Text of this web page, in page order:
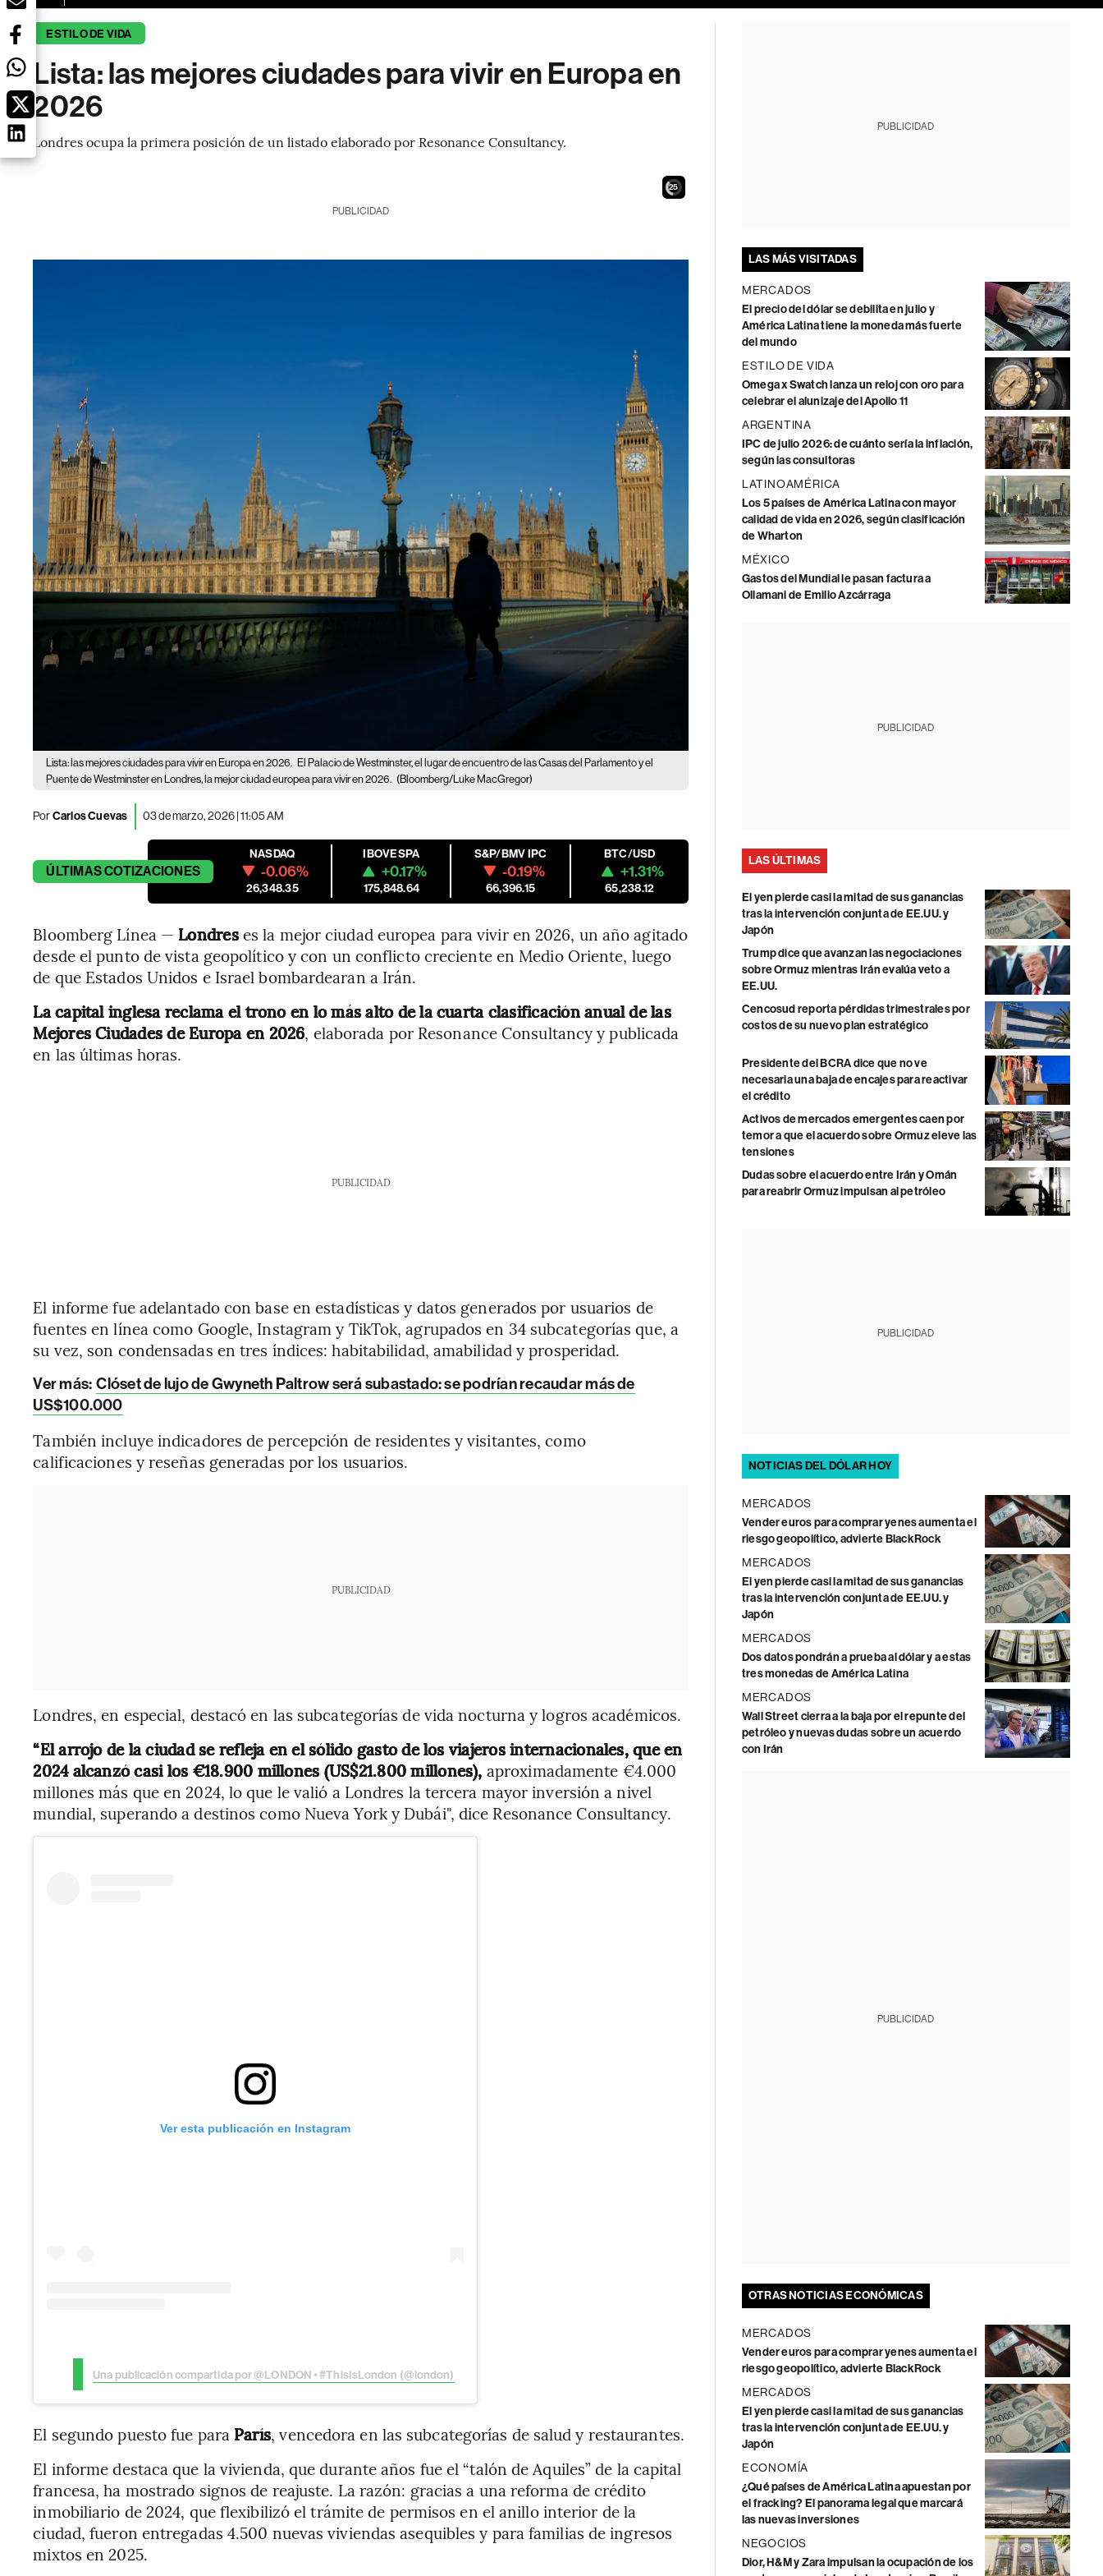
ESTILO DE VIDA
Lista: las mejores ciudades para vivir en Europa en
2026
Londres ocupa la primera posición de un listado elaborado por Resonance Consultancy.
24
PUBLICIDAD
Lista: las mejores ciudades para vivir en Europa en 2026. El Palacio de Westminster, el lugar de encuentro de las Casas del Parlamento y el
Puente de Westminster en Londres, la mejor ciudad europea para vivir en 2026. (Bloomberg/Luke MacGregor)
PorCarlos Cuevas 03 de marzo, 2026 | 11:05 AM
ÚLTIMASCOTIZACIONES
NASDAQ
-0.06%
26,348.35
IBOVESPA
+0.17%
175,848.64
S&P/BMV IPC
-0.19%
66,396.15
BTC/USD
+1.31%
65,238.12
Bloomberg Línea — Londreses la mejor ciudad europea para vivir en 2026, un año agitado
desde el punto de vista geopolítico y con un conflicto creciente en Medio Oriente, luego
de que Estados Unidos e Israel bombardearan a Irán.
La capital inglesa reclama el trono en lo más alto de la cuarta clasificación anual de las
Mejores Ciudades de Europa en 2026, elaborada por Resonance Consultancy y publicada
en las últimas horas.
PUBLICIDAD
El informe fue adelantado con base en estadísticas y datos generados por usuarios de
fuentes en línea como Google, Instagram y TikTok, agrupados en 34 subcategorías que, a
su vez, son condensadas en tres índices: habitabilidad, amabilidad y prosperidad.
Ver más: Clóset de lujo de Gwyneth Paltrow será subastado: se podrían recaudar más de
US$100.000
También incluye indicadores de percepción de residentes y visitantes, como
calificaciones y reseñas generadas por los usuarios.
PUBLICIDAD
Londres, en especial, destacó en las subcategorías de vida nocturna y logros académicos.
“El arrojo de la ciudad se refleja en el sólido gasto de los viajeros internacionales, que en
2024 alcanzó casi los €18.900 millones (US$21.800 millones), aproximadamente €4.000
millones más que en 2024, lo que le valió a Londres la tercera mayor inversión a nivel
mundial, superando a destinos como Nueva York y Dubái", dice Resonance Consultancy.
Ver esta publicación en Instagram
Una publicación compartida por @LONDON • #ThisIsLondon (@london)
El segundo puesto fue para París, vencedora en las subcategorías de salud y restaurantes.
El informe destaca que la vivienda, que durante años fue el “talón de Aquiles” de la capital
francesa, ha mostrado signos de reajuste. La razón: gracias a una reforma de crédito
inmobiliario de 2024, que flexibilizó el trámite de permisos en el anillo interior de la
ciudad, fueron entregadas 4.500 nuevas viviendas asequibles y para familias de ingresos
mixtos en 2025.
PUBLICIDAD
LAS MÁS VISITADAS
MERCADOS
El precio del dólar se debilita en julio y
América Latina tiene la moneda más fuerte
del mundo
ESTILO DE VIDA
Omega x Swatch lanza un reloj con oro para
celebrar el alunizaje del Apollo 11
ARGENTINA
IPC de julio 2026: de cuánto sería la inflación,
según las consultoras
LATINOAMÉRICA
Los 5 países de América Latina con mayor
calidad de vida en 2026, según clasificación
de Wharton
MÉXICO
Gastos del Mundial le pasan factura a
Ollamani de Emilio Azcárraga
PUBLICIDAD
LAS ÚLTIMAS
El yen pierde casi la mitad de sus ganancias
tras la intervención conjunta de EE.UU. y
Japón
Trump dice que avanzan las negociaciones
sobre Ormuz mientras Irán evalúa veto a
EE.UU.
Cencosud reporta pérdidas trimestrales por
costos de su nuevo plan estratégico
Presidente del BCRA dice que no ve
necesaria una baja de encajes para reactivar
el crédito
Activos de mercados emergentes caen por
temor a que el acuerdo sobre Ormuz eleve las
tensiones
Dudas sobre el acuerdo entre Irán y Omán
para reabrir Ormuz impulsan al petróleo
PUBLICIDAD
NOTICIAS DEL DÓLAR HOY
MERCADOS
Vender euros para comprar yenes aumenta el
riesgo geopolítico, advierte BlackRock
MERCADOS
El yen pierde casi la mitad de sus ganancias
tras la intervención conjunta de EE.UU. y
Japón
MERCADOS
Dos datos pondrán a prueba al dólar y a estas
tres monedas de América Latina
MERCADOS
Wall Street cierra a la baja por el repunte del
petróleo y nuevas dudas sobre un acuerdo
con Irán
PUBLICIDAD
OTRAS NOTICIAS ECONÓMICAS
MERCADOS
Vender euros para comprar yenes aumenta el
riesgo geopolítico, advierte BlackRock
MERCADOS
El yen pierde casi la mitad de sus ganancias
tras la intervención conjunta de EE.UU. y
Japón
ECONOMÍA
¿Qué países de América Latina apuestan por
el fracking? El panorama legal que marcará
las nuevas inversiones
NEGOCIOS
Dior, H&M y Zara impulsan la ocupación de los